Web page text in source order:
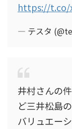
https://t.co/
— テスタ
井村さんの
ど三井松島
バリュエー